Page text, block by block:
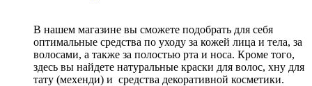
В нашем магазине вы сможете подобрать для себя
оптимальные средства по уходу за кожей лица и тела, за
волосами, а также за полостью рта и носа. Кроме того,
здесь вы найдете натуральные краски для волос, хну для
тату (мехенди) и средства декоративной косметики.